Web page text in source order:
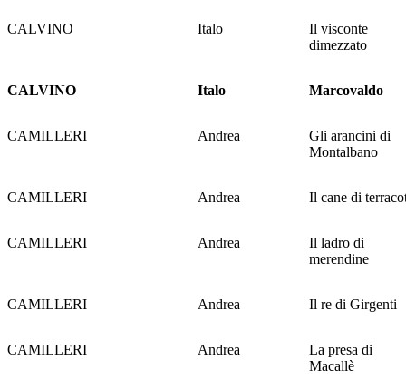
CALVINO Italo
Il visconte
dimezzato
CALVINO Italo Marcovaldo
CAMILLERI Andrea
Gli arancini di
Montalbano
CAMILLERI Andrea Il cane di
CAMILLERI Andrea
Il ladro di
merendine
CAMILLERI Andrea Il re di Girgenti
CAMILLERI Andrea
La presa di
Macallè